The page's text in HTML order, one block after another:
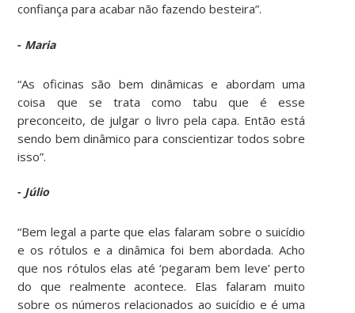
confiança para acabar não fazendo besteira”.
- Maria
“As oficinas são bem dinâmicas e abordam uma
coisa que se trata como tabu que é esse
preconceito, de julgar o livro pela capa. Então está
sendo bem dinâmico para conscientizar todos sobre
isso”.
- Júlio
“Bem legal a parte que elas falaram sobre o suicídio
e os rótulos e a dinâmica foi bem abordada. Acho
que nos rótulos elas até ‘pegaram bem leve’ perto
do que realmente acontece. Elas falaram muito
sobre os números relacionados ao suicídio e é uma